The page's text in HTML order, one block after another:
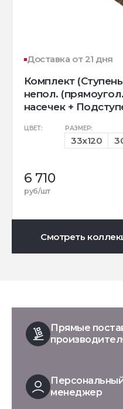
Доставка от 21 дня
Комплект
непол.
насечек +
ЦВЕТ: РАЗМЕР:
33x120
6 710
руб/шт
Смотреть
Прямые
менеджер